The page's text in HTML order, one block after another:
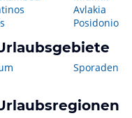
Avlakia
Posidonio
Sporaden